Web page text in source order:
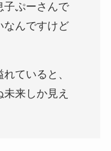
子ぷーさんで
なんですけど
ていると、
来しか見え